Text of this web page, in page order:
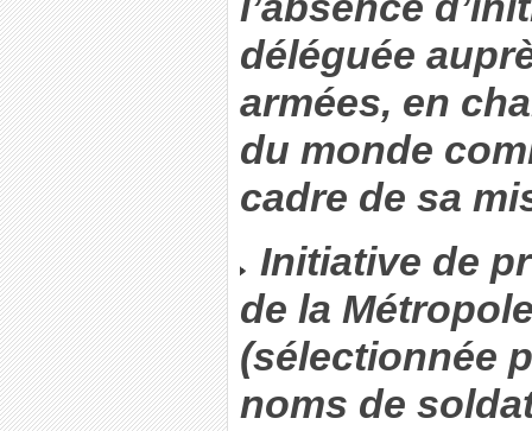
déléguée
armées, en
du monde
cadre de sa
Initiative de
de la
(sélectionnée
noms de